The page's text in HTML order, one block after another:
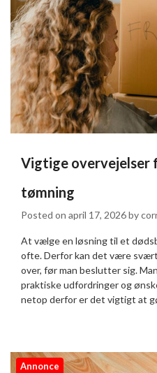
Vigtige overvejelser
tømning
Posted on april 17, 2026by
At vælge en løsning til et
ofte. Derfor kan det være
over, før man beslutter sig.
praktiske udfordringer og
netop derfor er det vigtigt at
Annonce